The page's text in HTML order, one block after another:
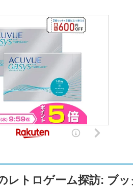
レトロゲーム探訪: ブ